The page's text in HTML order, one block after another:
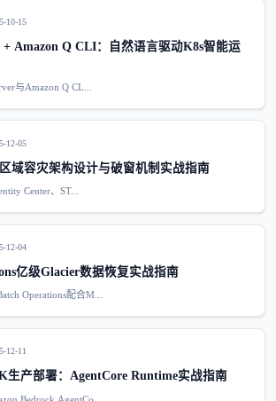
10-15
Amazon Q CLI：自然语言驱动K8s智能运
与Amazon Q CL...
12-05
域容灾架构设计与破窗机制实战指南
Center、ST...
12-04
亿级Glacier数据恢复实战指南
Operations配合M...
12-11
生产部署：AgentCore Runtime实战指南
Bedrock AgentCo...